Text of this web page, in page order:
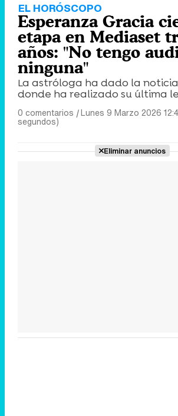
EL HORÓSCOPO
Esperanza Gracia
etapa en Mediaset
años: "No tengo
ninguna"
La astróloga ha dado la noticia
donde ha realizado su última
0 comentarios |Lunes 9 Marzo 2026
segundos)
Eliminar anuncios